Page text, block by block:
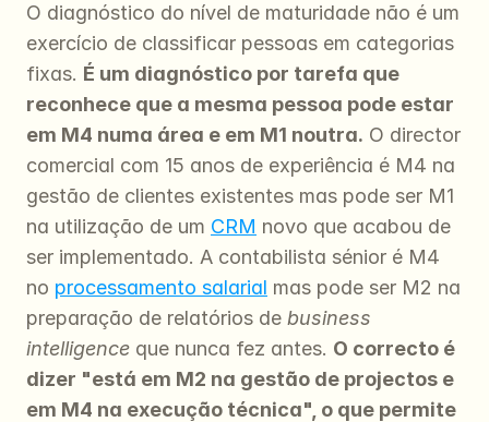
O diagnóstico do nível de maturidade não é um
exercício de classificar pessoas em categorias
fixas. É um diagnóstico por tarefa que
reconhece que a mesma pessoa pode estar
em M4 numa área e em M1 noutra. O director
comercial com 15 anos de experiência é M4 na
gestão de clientes existentes mas pode ser M1
na utilização de um CRM novo que acabou de
ser implementado. A contabilista sénior é M4
no processamento salarial mas pode ser M2 na
preparação de relatórios de business
intelligence que nunca fez antes. O correcto é
dizer "está em M2 na gestão de projectos e
em M4 na execução técnica", o que permite